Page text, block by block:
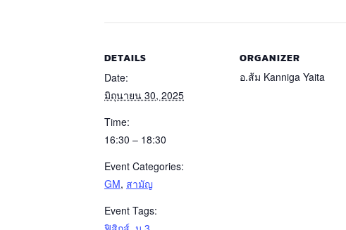
DETAILS
Date:
มิถุนายน 30, 2025
Time:
16:30 – 18:30
Event Categories:
GM, สามัญ
Event Tags:
ORGANIZER
อ.ส้ม Kanniga Yaita